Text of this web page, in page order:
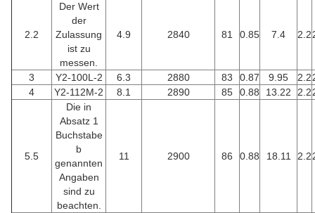
2.2
Der Wert
der
Zulassung
ist zu
messen.
4.9 2840 81 0.85 7.4 2.2
3 Y2-100L-2 6.3 2880 83 0.87 9.95 2.2
4
Y2-112M-2 8.1 2890 85 0.88 13.22 2.2
5.5
Die in
Absatz 1
Buchstabe
b
genannten
Angaben
sind zu
beachten.
11 2900 86 0.88 18.11 2.2